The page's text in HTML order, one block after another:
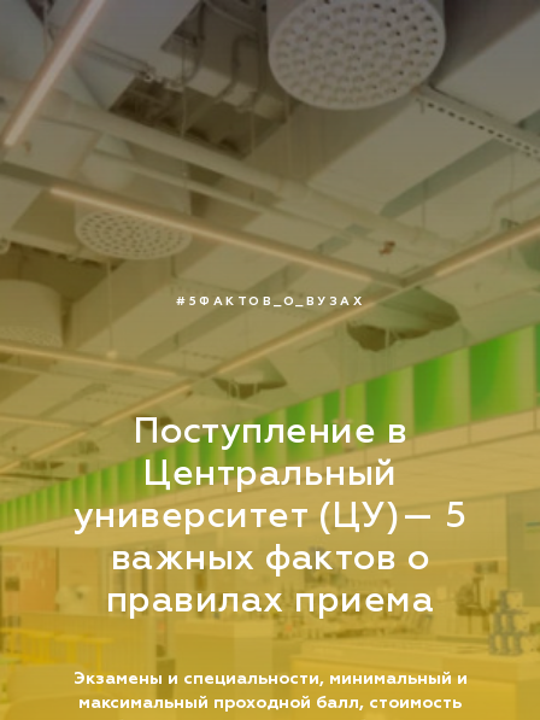
#5ФАКТОВ_О_ВУЗАХ
Поступление в
Центральный
университет (ЦУ)— 5
важных фактов о
правилах приема
Экзамены и специальности, минимальный и
максимальный проходной балл, стоимость